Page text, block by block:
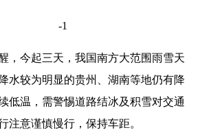
今起三天，我国南方大范围雨雪天
水较为明显的贵州、湖南等地仍有降
低温，需警惕道路结冰及积雪对交通
注意谨慎慢行，保持车距。